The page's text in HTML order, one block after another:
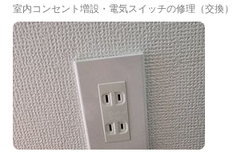
室内コンセント増設・電気スイッチの修理（交換）